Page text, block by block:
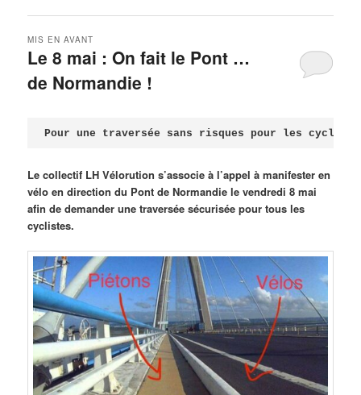
Le 8 mai : On fait le Pont …
de Normandie !
MIS EN AVANT
Pour une traversée sans risques pour les
Le collectif LH Vélorution s’associe à l’appel à manifester en
vélo en direction du Pont de Normandie le vendredi 8 mai
afin de demander une traversée sécurisée pour tous les
cyclistes.